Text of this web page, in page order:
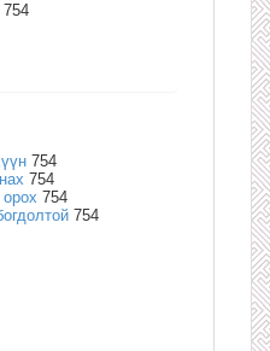
754
754
754
754
754